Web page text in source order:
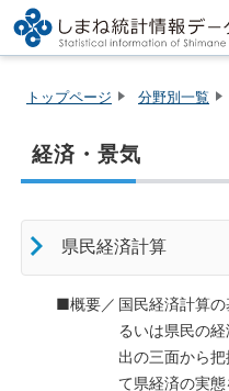
トップページ 分野別一覧
経済・景気
県民経済計算
■概要／ 国民経済計算
るいは県民の
出の三面から
て県経済の実